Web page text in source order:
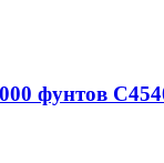
фунтов